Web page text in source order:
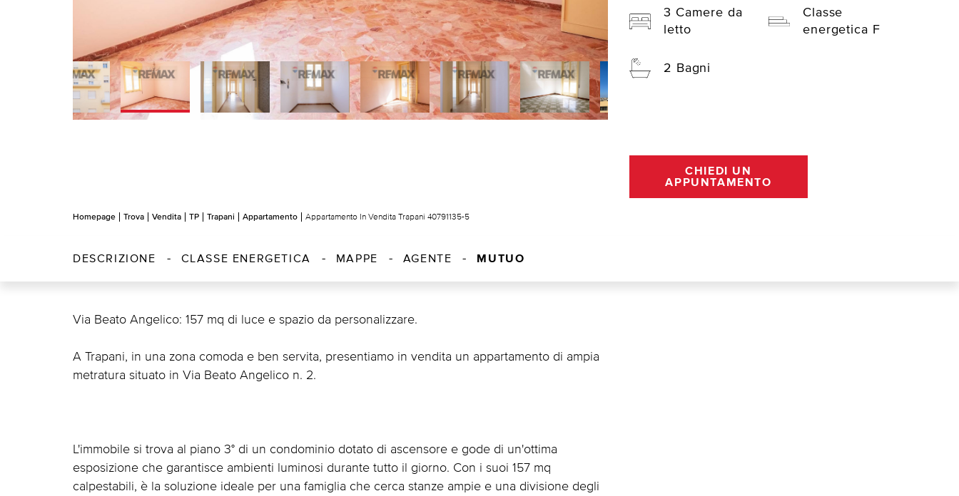
3 Camere da
letto
Classe
energetica F
2 Bagni
CHIEDI UN
APPUNTAMENTO
Homepage Trova Vendita TP Trapani Appartamento Appartamento In Vendita Trapani 40791135-5
DESCRIZIONE CLASSE ENERGETICA MAPPE AGENTE MUTUO
Via Beato Angelico: 157 mq di luce e spazio da personalizzare.
A Trapani, in una zona comoda e ben servita, presentiamo in vendita un appartamento di ampia
metratura situato in Via Beato Angelico n. 2.
L'immobile si trova al piano 3° di un condominio dotato di ascensore e gode di un'ottima
esposizione che garantisce ambienti luminosi durante tutto il giorno. Con i suoi 157 mq
calpestabili, è la soluzione ideale per una famiglia che cerca stanze ampie e una divisione degli